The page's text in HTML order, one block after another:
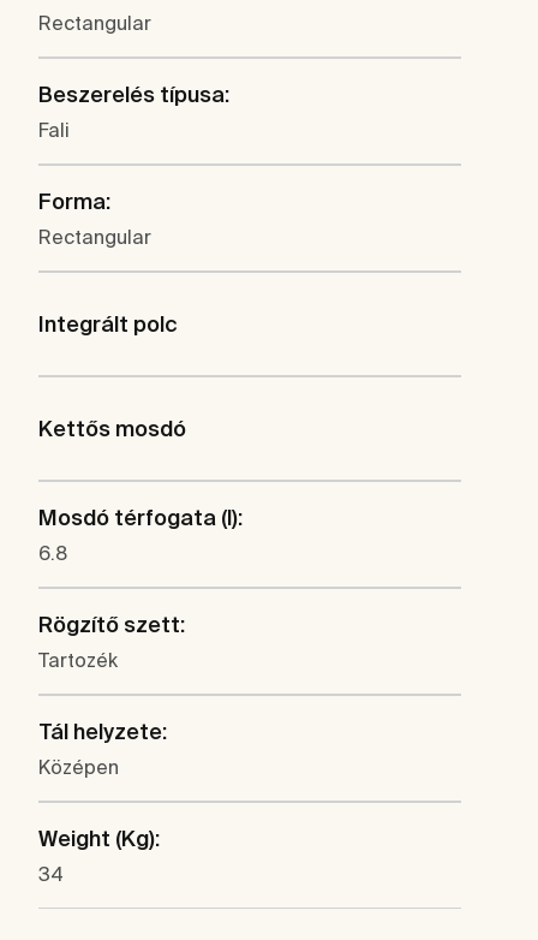
Rectangular
Beszerelés típusa:
Fali
Forma:
Rectangular
Integrált polc
Kettős mosdó
Mosdó térfogata (l):
6.8
Rögzítő szett:
Tartozék
Tál helyzete:
Középen
Weight (Kg):
34